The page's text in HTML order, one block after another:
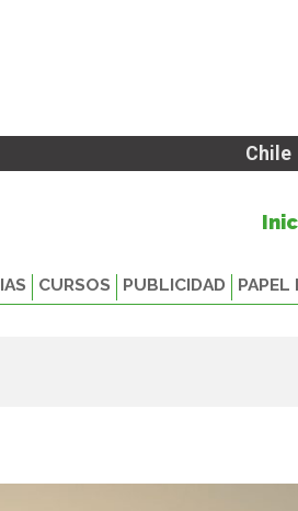
Chile
CURSOS PUBLICIDAD PAPEL